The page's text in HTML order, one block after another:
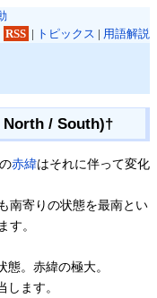
RSS | トピックス | 用語解説
/ South)†
赤緯はそれに伴って変化
南寄りの状態を最南とい
す。
態。赤緯の極大。
ます。